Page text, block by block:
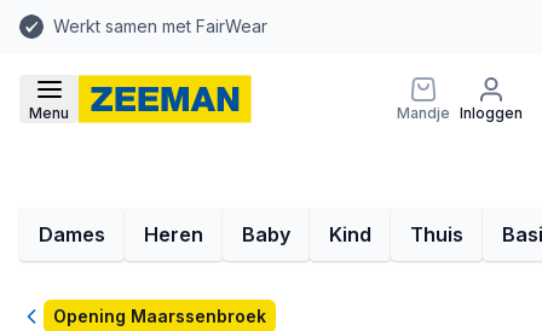
Werkt samen met FairWear
Menu Mandje Inloggen
Dames Heren Baby Kind Thuis
TerugOpening Maarssenbroek